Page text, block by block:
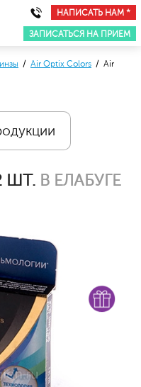
НАПИСАТЬ НАМ *
ЗАПИСАТЬСЯ НА ПРИЕМ
/ Air Optix Colors / Air
ШТ. В ЕЛАБУГЕ